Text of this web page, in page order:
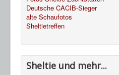
Deutsche CACIB-Sieger
alte Schaufotos
Sheltietreffen
Sheltie und mehr...